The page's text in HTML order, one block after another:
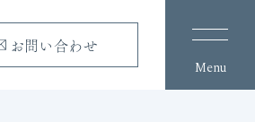
お問い合わせ
Menu